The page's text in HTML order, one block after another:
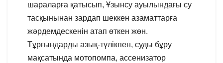
шараларға қатысып, Ұзынсу ауылындағы су
тасқынынан зардап шеккен азаматтарға
жәрдемдескенін атап өткен жөн.
Тұрғындарды азық-түлікпен, суды бұру
мақсатында мотопомпа, ассенизатор